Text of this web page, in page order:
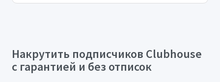
Накрутить подписчиков Clubhouse
с гарантией и без отписок